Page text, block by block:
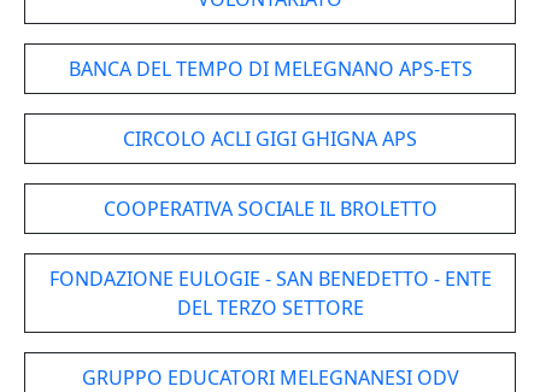
BANCA DEL TEMPO DI MELEGNANO APS-ETS
CIRCOLO ACLI GIGI GHIGNA APS
COOPERATIVA SOCIALE IL BROLETTO
FONDAZIONE EULOGIE - SAN BENEDETTO - ENTE
DEL TERZO SETTORE
GRUPPO EDUCATORI MELEGNANESI ODV